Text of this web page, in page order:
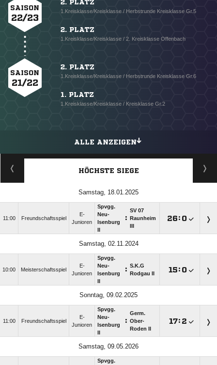
SAISON
22/23
2. PLATZ
1.Kreisklasse/Kreisklasse / Herbstrunde Kreisklasse Gr.5
2. PLATZ
1.Kreisklasse/Kreisklasse / 2. Kreisklasse Offenbach
SAISON
21/22
2. PLATZ
1.Kreisklasse/Kreisklasse / Herbstrunde Kreisklasse Gr.6
1. PLATZ
1.Kreisklasse/Kreisklasse / Kreisklasse Gr.2
ALLE ANZEIGEN
HÖCHSTE SIEGE
Samstag, 18.01.2025
11:00 Freundschaftsspiel
E-
Junioren
Spvgg.
Neu-
Isenburg
:
SV 07
Raunheim
: 
Samstag, 02.11.2024
10:00 Meisterschaftsspiel
E-
Junioren
Spvgg.
Neu-
Isenburg
: S.K.G
Rodgau II
: 
Sonntag, 09.02.2025
11:00 Freundschaftsspiel
E-
Junioren
Spvgg.
Neu-
Isenburg
:
Germ.
Ober-
Roden II
: 
Samstag, 09.05.2026
Spvgg.